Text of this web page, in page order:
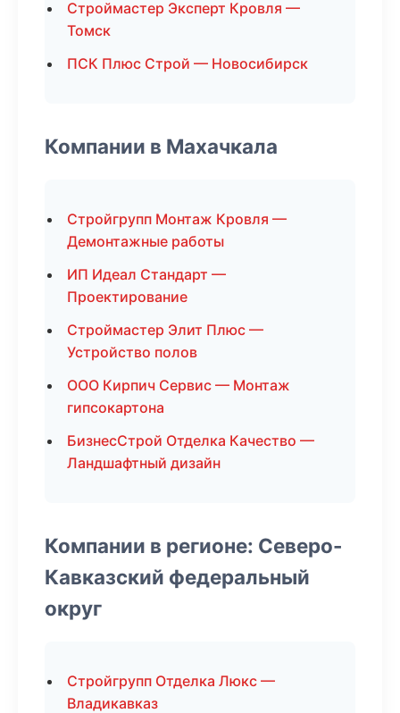
Строймастер Эксперт Кровля —
Томск
ПСК Плюс Строй — Новосибирск
Компании в Махачкала
Стройгрупп Монтаж Кровля —
Демонтажные работы
ИП Идеал Стандарт —
Проектирование
Строймастер Элит Плюс —
Устройство полов
ООО Кирпич Сервис — Монтаж
гипсокартона
БизнесСтрой Отделка Качество —
Ландшафтный дизайн
Компании в регионе: Северо-
Кавказский федеральный
округ
Стройгрупп Отделка Люкс —
Владикавказ